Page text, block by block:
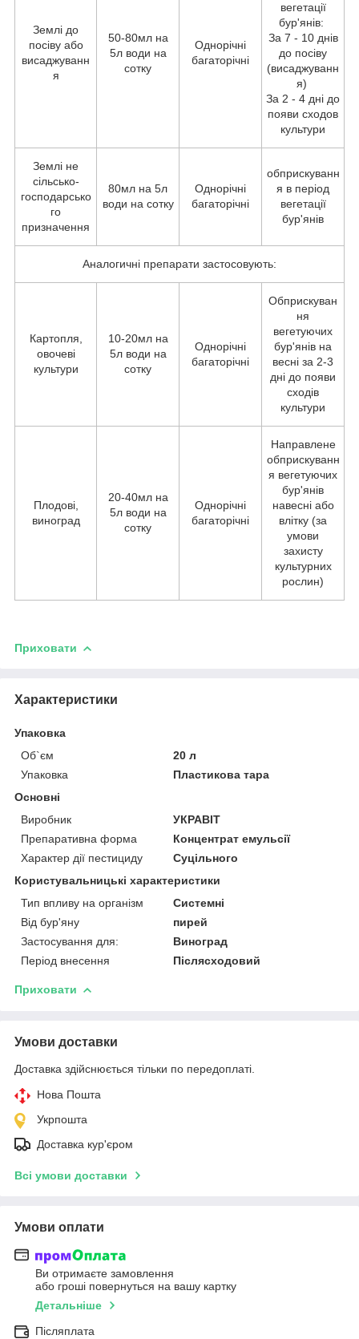
Землі до
посіву або
висаджуванн
я
50-80мл на
5л води на
сотку
Однорічні
багаторічні
вегетації
бур'янів:
За 7 - 10 днів
до посіву
(висаджуванн
я)
За 2 - 4 дні до
появи сходов
культури
Землі не
сільсько-
господарсько
го
призначення
80мл на 5л
води на сотку
Однорічні
багаторічні
обприскуванн
я в період
вегетації
бур'янів
Аналогичні препарати застосовують:
Картопля,
овочеві
культури
10-20мл на
5л води на
сотку
Однорічні
багаторічні
Обприскуван
ня
вегетуючих
бур'янів на
весні за 2-3
дні до появи
сходів
культури
Плодові,
виноград
20-40мл на
5л води на
сотку
Однорічні
багаторічні
Направлене
обприскуванн
я вегетуючих
бур'янів
навесні або
влітку (за
умови
захисту
культурних
рослин)
Приховати
Характеристики
Упаковка
Об`єм
20 л
Упаковка
Пластикова тара
Основні
Виробник
УКРАВІТ
Препаративна форма
Концентрат емульсії
Характер дії пестициду
Суцільного
Користувальницькі характеристики
Тип впливу на організм
Системні
Від бур'яну
пирей
Застосування для:
Виноград
Період внесення
Післясходовий
Приховати
Умови доставки
Доставка здійснюється тільки по передоплаті.
Нова Пошта
Укрпошта
Доставка кур'єром
Всі умови доставки
Умови оплати
Ви отримаєте замовлення
або гроші повернуться на вашу картку
Детальніше
Післяплата